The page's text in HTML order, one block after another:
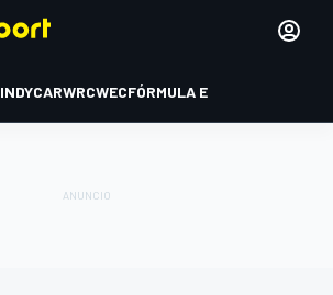
INDYCARWRCWECFÓRMULA E